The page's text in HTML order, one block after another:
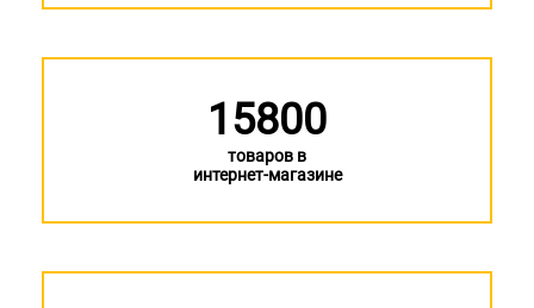
15800
товаров в
интернет-магазине